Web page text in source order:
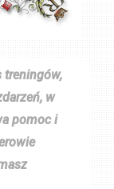
treningów,
w
pomoc i